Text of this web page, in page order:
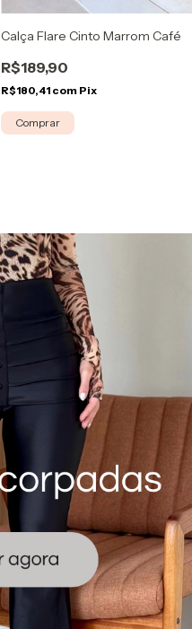
Calça Flare Cinto Marrom Café
R$189,90
R$180,41 com Pix
Comprar